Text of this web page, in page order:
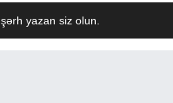
yazan siz olun.